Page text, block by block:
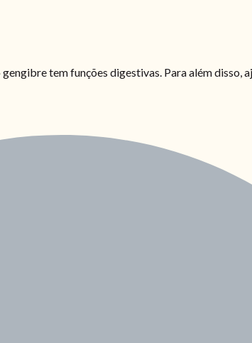
tem funções digestivas. Para além disso,